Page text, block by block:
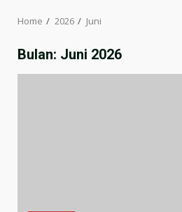
Home 2026 Juni
Bulan: Juni 2026